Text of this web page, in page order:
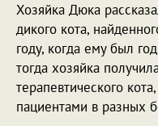
Хозяйка Дюка
дикого кота,
году, когда ему был
тогда хозяйка
терапевтического
пациентами в разных